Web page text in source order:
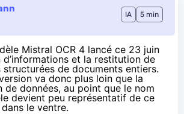
IA 5 min
Mistral OCR 4 lancé ce 23 juin
d’informations et la restitution de
structurées de documents entiers.
va donc plus loin que la
de données, au point que le nom
devient peu représentatif de ce
le ventre.